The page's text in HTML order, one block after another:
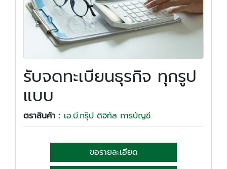
รับจดทะเบียนธุรกิจ ทุกรูป
แบบ
ตราสินค้า : เอ.บี.กรุ๊ป ดิจิทัล การบัญชี
ขอรายละเอียด